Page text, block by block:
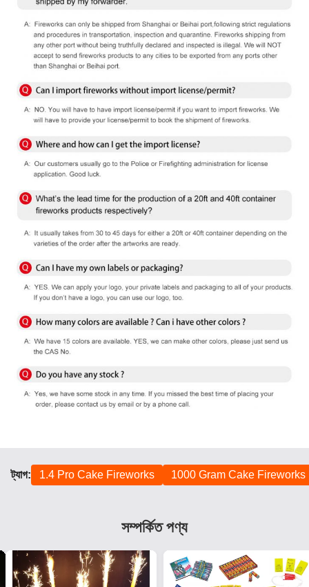
ট্যাগ: 1.4 Pro Cake Fireworks 1000 Gram Cake Fireworks
সম্পর্কিত পণ্য